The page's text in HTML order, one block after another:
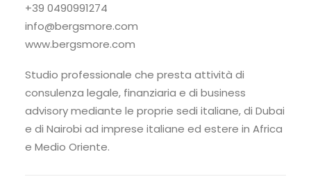
+39 0490991274
info@bergsmore.com
www.bergsmore.com
Studio professionale che presta attività di
consulenza legale, finanziaria e di business
advisory mediante le proprie sedi italiane, di Dubai
e di Nairobi ad imprese italiane ed estere in Africa
e Medio Oriente.